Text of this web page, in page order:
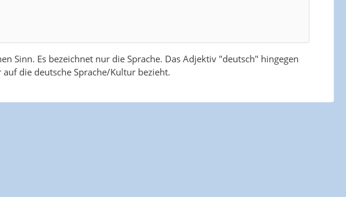
Sinn. Es bezeichnet nur die Sprache. Das Adjektiv "deutsch" hingegen
die deutsche Sprache/Kultur bezieht.